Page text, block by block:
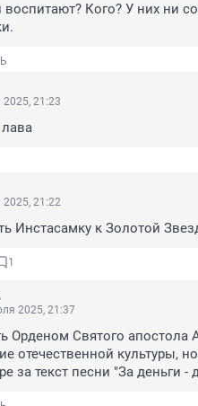
воспитают? Кого? У них ни
21:23
21:22
Инстасамку к Золотой
1
2025, 21:37
Орденом Святого
отечественной культуры,
за текст песни "За деньги -